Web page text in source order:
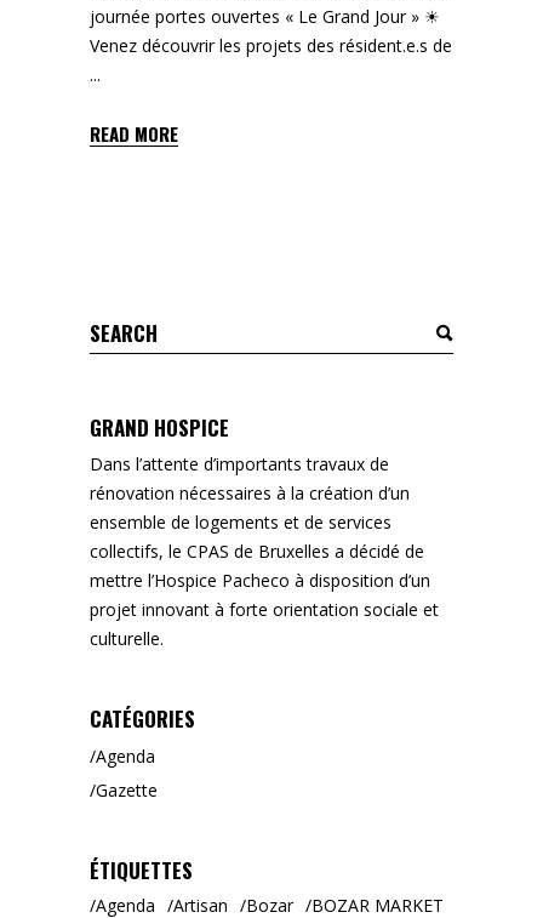
journée portes ouvertes « Le Grand Jour » ☀
Venez découvrir les projets des résident.e.s de
READ MORE
Search
for:
GRAND HOSPICE
Dans l’attente d’importants travaux de
rénovation nécessaires à la création d’un
ensemble de logements et de services
collectifs, le CPAS de Bruxelles a décidé de
mettre l’Hospice Pacheco à disposition d’un
projet innovant à forte orientation sociale et
culturelle.
CATÉGORIES
Agenda
Gazette
ÉTIQUETTES
Agenda Artisan Bozar
BOZAR MARKET